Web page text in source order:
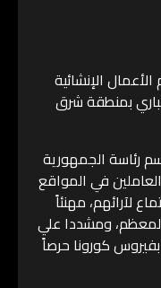
الإنشائية
بمنطقة شرق
رئاسة الجمهورية
في المواقع
لآرائهم، مهنئاً
ومشددا علي
بفيروس كورونا حرصاً